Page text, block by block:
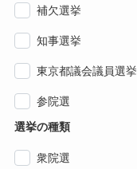
補欠選挙
知事選挙
東京都議会議員選挙
参院選
選挙の種類
衆院選